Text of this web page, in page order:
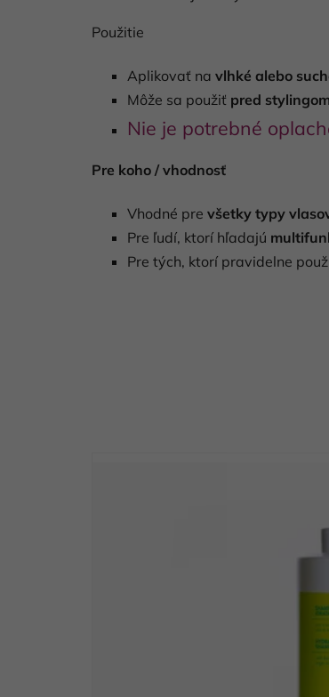
Použitie
Aplikovať na vlhké alebo
Môže sa použiť pred
Nie je potrebné
Pre koho / vhodnosť
Vhodné pre všetky typy
Pre ľudí, ktorí hľadajú
Pre tých, ktorí pravidelne